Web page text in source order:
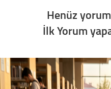
Henüz
İlk Yorum